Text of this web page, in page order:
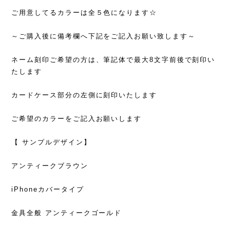
ご用意してるカラーは全５色になります☆
～ご購入後に備考欄へ下記をご記入お願い致します～
ネーム刻印ご希望の方は、筆記体で最大8文字前後で刻印い
たします
カードケース部分の左側に刻印いたします
ご希望のカラーをご記入お願いします
【 サンプルデザイン】
アンティークブラウン
iPhoneカバータイプ
金具全般 アンティークゴールド